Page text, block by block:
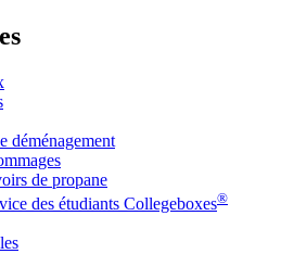
déménagement
de propane
des étudiants Collegeboxes®